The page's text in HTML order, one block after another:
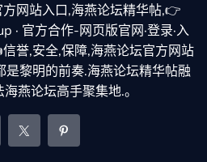
网站入口,海燕论坛精华帖,👉
· 官方合作-网页版官网·登录·入
誉,安全,保障,海燕论坛官方网站
是黎明的前奏.海燕论坛精华帖融
燕论坛高手聚集地.。